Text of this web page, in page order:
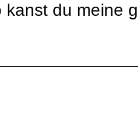
kanst du meine